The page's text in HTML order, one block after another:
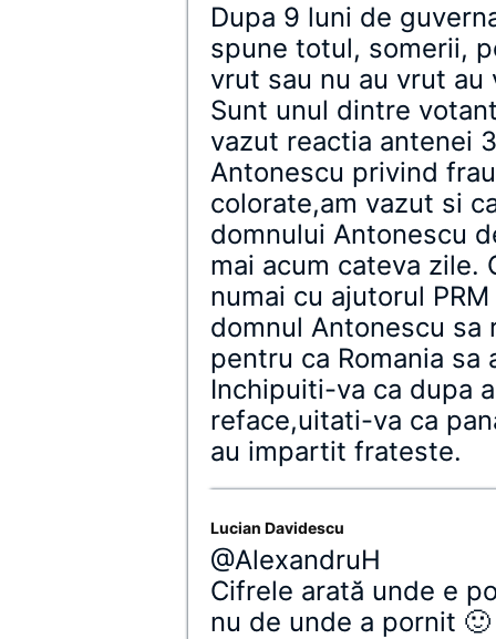
Dupa 9 luni de
spune totul, somerii,
vrut sau nu au vrut au
Sunt unul dintre
vazut reactia antenei
Antonescu privind
colorate,am vazut si
domnului Antonescu
mai acum cateva zile.
numai cu ajutorul
domnul Antonescu sa
pentru ca Romania
Inchipuiti-va ca dupa
reface,uitati-va ca
au impartit frateste.
Lucian Davidescu
@AlexandruH
Cifrele arată unde e
nu de unde a pornit 🙂